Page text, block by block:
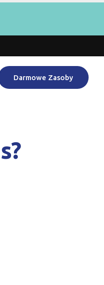
Darmowe Zasoby